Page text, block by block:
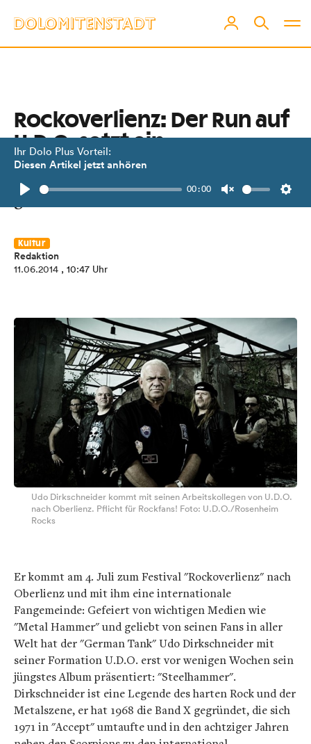
Ihr Dolo Plus Vorteil:
Diesen Artikel jetzt anhören
Play
00:00
Unmute
Rockoverlienz: Der Run auf
U.D.O. setzt ein
Am 4. Juli ab 17.30 Uhr steigt das
große Rockevent in Oberlienz.
Kultur
Redaktion
11.06.2014 , 10:47 Uhr
Udo Dirkschneider kommt mit seinen Arbeitskollegen von U.D.O.
nach Oberlienz. Pflicht für Rockfans! Foto: U.D.O./Rosenheim
Rocks
Er kommt am 4. Juli zum Festival "Rockoverlienz" nach
Oberlienz und mit ihm eine internationale
Fangemeinde: Gefeiert von wichtigen Medien wie
"Metal Hammer" und geliebt von seinen Fans in aller
Welt hat der "German Tank" Udo Dirkschneider mit
seiner Formation U.D.O. erst vor wenigen Wochen sein
jüngstes Album präsentiert: "Steelhammer".
Dirkschneider ist eine Legende des harten Rock und der
Metalszene, er hat 1968 die Band X gegründet, die sich
1971 in "Accept" umtaufte und in den achtziger Jahren